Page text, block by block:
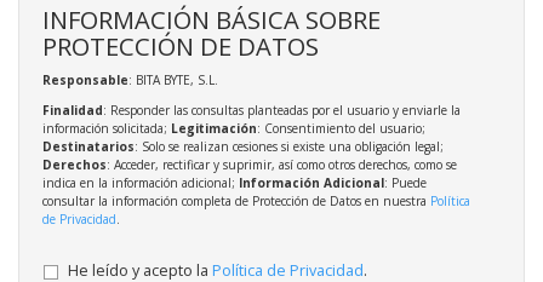
INFORMACIÓN BÁSICA SOBRE
PROTECCIÓN DE DATOS
Responsable: BITA BYTE, S.L.
Finalidad: Responder las consultas planteadas por el usuario y enviarle la
información solicitada; Legitimación: Consentimiento del usuario;
Destinatarios: Solo se realizan cesiones si existe una obligación legal;
Derechos: Acceder, rectificar y suprimir, así como otros derechos, como se
indica en la información adicional; Información Adicional: Puede
consultar la información completa de Protección de Datos en nuestra Política
de Privacidad.
He leído y acepto la Política de Privacidad.